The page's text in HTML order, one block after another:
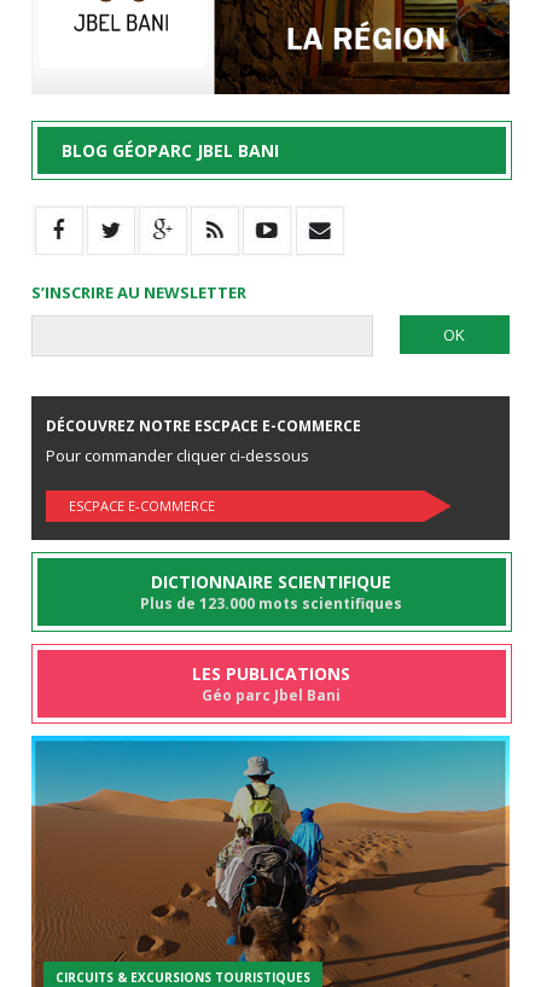
BLOG GÉOPARC JBEL BANI
S’INSCRIRE AU NEWSLETTER
DÉCOUVREZ NOTRE ESCPACE E-COMMERCE
Pour commander cliquer ci-dessous
ESCPACE E-COMMERCE
DICTIONNAIRE SCIENTIFIQUE
Plus de 123.000 mots scientifiques
LES PUBLICATIONS
Géo parc Jbel Bani
CIRCUITS & EXCURSIONS TOURISTIQUES